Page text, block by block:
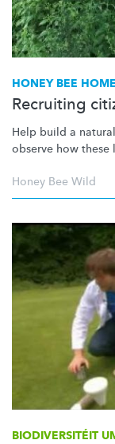
HONEY BEE
Recruiting
Help build a
observe how
Honey Bee Wild
BIODIVERSITÉIT